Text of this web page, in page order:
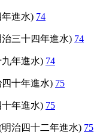
進水) 74
三十四年進水) 74
年進水) 74
十年進水) 75
年進水) 75
治四十二年進水) 75